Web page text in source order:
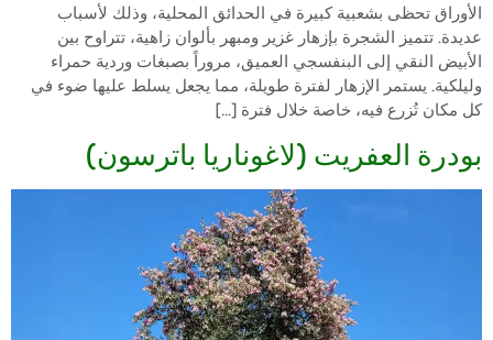
الأوراق تحظى بشعبية كبيرة في الحدائق المحلية، وذلك لأسباب
عديدة. تتميز الشجرة بإزهار غزير ومبهر بألوان زاهية، تتراوح بين
الأبيض النقي إلى البنفسجي العميق، مروراً بصبغات وردية حمراء
وليلكية. يستمر الإزهار لفترة طويلة، مما يجعل يسلط عليها ضوء في
كل مكان تُزرع فيه، خاصة خلال فترة […]
بودرة العفريت (لاغوناريا باترسون)